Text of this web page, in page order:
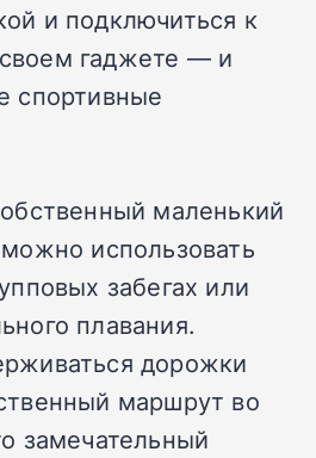
и подключиться к
гаджете — и
спортивные
маленький
использовать
забегах или
плавания.
дорожки
маршрут во
замечательный